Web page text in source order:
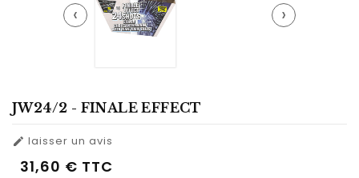
‹ ›
JW24/2 - FINALE EFFECT
 laisser un avis
31,60 € TTC